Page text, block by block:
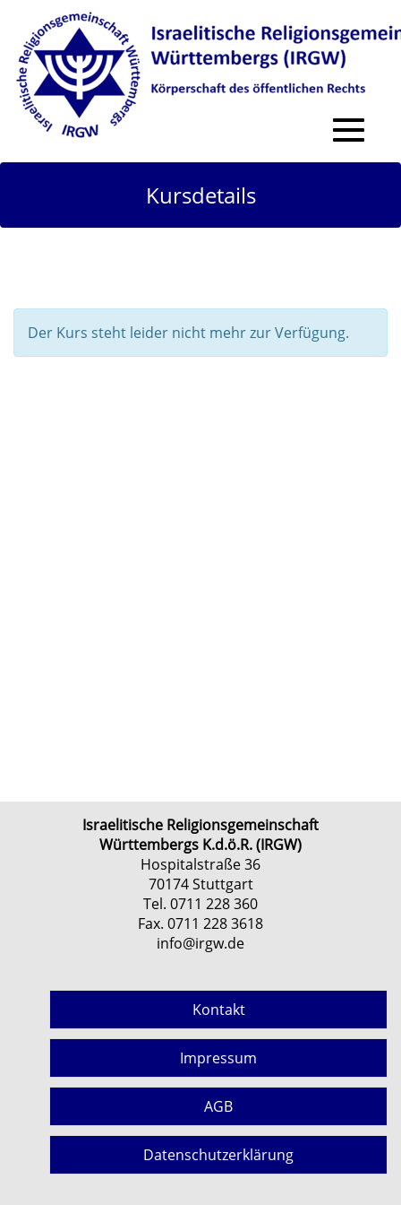
Toggle
Kursdetails
Der Kurs steht leider nicht mehr zur Verfügung.
Israelitische Religionsgemeinschaft
Württembergs K.d.ö.R. (IRGW)
Hospitalstraße 36
70174 Stuttgart
Tel. 0711 228 360
Fax. 0711 228 3618
info@irgw.de
Kontakt
Impressum
AGB
Datenschutzerklärung